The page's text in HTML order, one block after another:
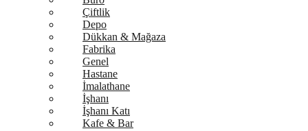
Çiftlik
Depo
Dükkan & Mağaza
Fabrika
Genel
Hastane
İmalathane
İşhanı
İşhanı Katı
Kafe & Bar